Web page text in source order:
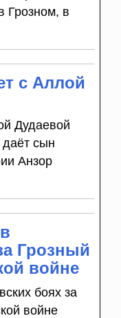
Грозном, в
с Аллой
Дудаевой
сын
Анзор
Грозный
войне
боях за
войне